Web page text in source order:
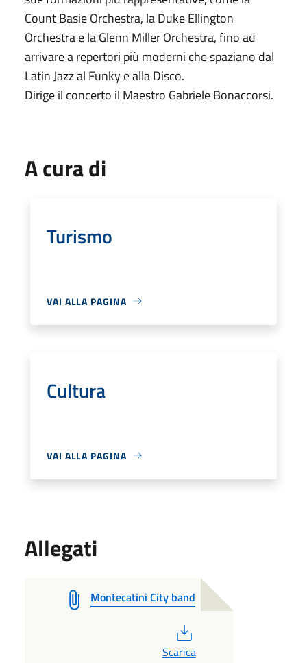
Count Basie Orchestra, la Duke Ellington
Orchestra e la Glenn Miller Orchestra, fino ad
arrivare a repertori più moderni che spaziano dal
Latin Jazz al Funky e alla Disco.
Dirige il concerto il Maestro Gabriele Bonaccorsi.
A cura di
Turismo
VAI ALLA PAGINA
Cultura
VAI ALLA PAGINA
Allegati
Montecatini City band
Scarica